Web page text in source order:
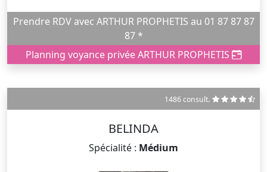
Prendre RDV avec ARTHUR PROPHETIS au 01 87 87 87
87 *
Planning voyance privée ARTHUR PROPHETIS
1486 consult.
BELINDA
Spécialité : Médium